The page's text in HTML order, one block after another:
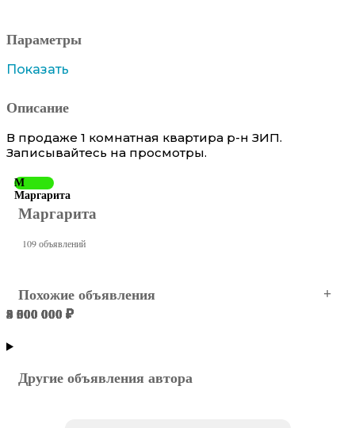
Параметры
Показать
Описание
В продаже 1 комнатная квартира р-н ЗИП.
Записывайтесь на просмотры.
М
Маргарита
Маргарита
109 объявлений
Похожие объявления
5 500 000 ₽
4 000 000 ₽
3 600 000 ₽
9 900 000 ₽
8 600 000 ₽
5 500 000 ₽
Другие объявления автора